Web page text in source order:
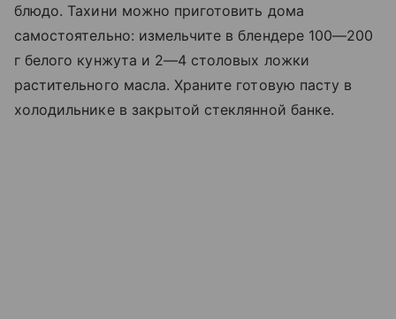
блюдо. Тахини можно приготовить дома
самостоятельно: измельчите в блендере 100—200
г белого кунжута и 2—4 столовых ложки
растительного масла. Храните готовую пасту в
холодильнике в закрытой стеклянной банке.